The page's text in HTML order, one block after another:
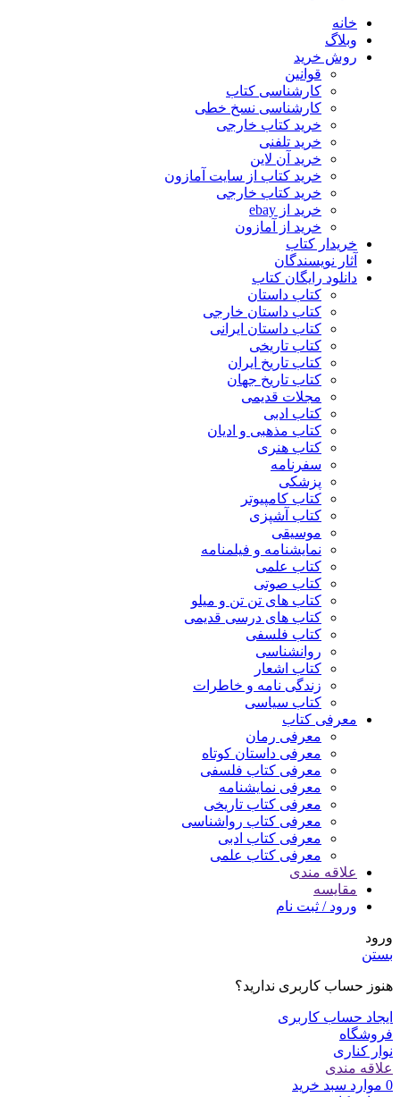
خانه
وبلاگ
روش خرید
قوانین
کارشناسی کتاب
کارشناسی نسخ خطی
خرید کتاب خارجی
خرید تلفنی
خرید آن لاین
خرید کتاب از سایت آمازون
خرید کتاب خارجی
خرید از ebay
خرید از آمازون
خریدار کتاب
آثار نویسندگان
دانلود رایگان کتاب
کتاب داستان
کتاب داستان خارجی
کتاب داستان ایرانی
کتاب تاریخی
کتاب تاریخ ایران
کتاب تاریخ جهان
مجلات قدیمی
کتاب ادبی
کتاب مذهبی و ادیان
کتاب هنری
سفرنامه
پزشکی
کتاب کامپیوتر
کتاب آشپزی
موسیقی
نمایشنامه و فیلمنامه
کتاب علمی
کتاب صوتی
کتاب های تن تن و میلو
کتاب های درسی قدیمی
کتاب فلسفی
روانشناسی
کتاب اشعار
زندگی نامه و خاطرات
کتاب سیاسی
معرفی کتاب
معرفی رمان
معرفی داستان کوتاه
معرفی کتاب فلسفی
معرفی نمایشنامه
معرفی کتاب تاریخی
معرفی کتاب رواشناسی
معرفی کتاب ادبی
معرفی کتاب علمی
علاقه مندی
مقایسه
ورود / ثبت نام
ورود
بستن
هنوز حساب کاربری ندارید؟
ایجاد حساب کاربری
فروشگاه
نوار کناری
علاقه مندی
0 موارد سبد خرید